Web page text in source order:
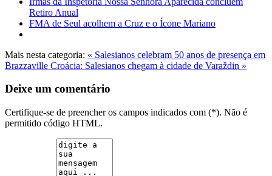
Retiro Anual
FMA de Seul acolhem a Cruz e o Ícone Mariano
Mais nesta categoria: « Salesianos celebram 50 anos de presença em
Brazzaville Croácia: Salesianos chegam à cidade de Varaždin »
Deixe um comentário
Certifique-se de preencher os campos indicados com (*). Não é
permitido código HTML.